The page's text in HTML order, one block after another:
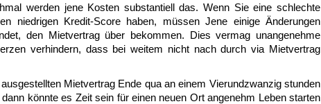
werden jene Kosten substantiell das. Wenn Sie eine schlechte
niedrigen Kredit-Score haben, müssen Jene einige Änderungen
den Mietvertrag über bekommen. Dies vermag unangenehme
verhindern, dass bei weitem nicht nach durch via Mietvertrag
Mietvertrag Ende qua an einem Vierundzwanzig stunden
könnte es Zeit sein für einen neuen Ort angenehm Leben starten